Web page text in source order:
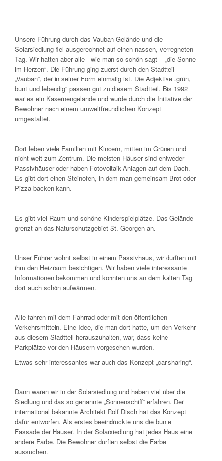
Unsere Führung durch das Vauban-Gelände und die
Solarsiedlung fiel ausgerechnet auf einen nassen, verregneten
Tag. Wir hatten aber alle - wie man so schön sagt - „die Sonne
im Herzen“. Die Führung ging zuerst durch den Stadtteil
„Vauban“, der in seiner Form einmalig ist. Die Adjektive „grün,
bunt und lebendig“ passen gut zu diesem Stadtteil. Bis 1992
war es ein Kasernengelände und wurde durch die Initiative der
Bewohner nach einem umweltfreundlichen Konzept
umgestaltet.
Dort leben viele Familien mit Kindern, mitten im Grünen und
nicht weit zum Zentrum. Die meisten Häuser sind entweder
Passivhäuser oder haben Fotovoltaik-Anlagen auf dem Dach.
Es gibt dort einen Steinofen, in dem man gemeinsam Brot oder
Pizza backen kann.
Es gibt viel Raum und schöne Kinderspielplätze. Das Gelände
grenzt an das Naturschutzgebiet St. Georgen an.
Unser Führer wohnt selbst in einem Passivhaus, wir durften mit
ihm den Heizraum besichtigen. Wir haben viele interessante
Informationen bekommen und konnten uns an dem kalten Tag
dort auch schön aufwärmen.
Alle fahren mit dem Fahrrad oder mit den öffentlichen
Verkehrsmitteln. Eine Idee, die man dort hatte, um den Verkehr
aus diesem Stadtteil herauszuhalten, war, dass keine
Parkplätze vor den Häusern vorgesehen wurden.
Etwas sehr interessantes war auch das Konzept „car-sharing“.
Dann waren wir in der Solarsiedlung und haben viel über die
Siedlung und das so genannte „Sonnenschiff“ erfahren. Der
international bekannte Architekt Rolf Disch hat das Konzept
dafür entworfen. Als erstes beeindruckte uns die bunte
Fassade der Häuser. In der Solarsiedlung hat jedes Haus eine
andere Farbe. Die Bewohner durften selbst die Farbe
aussuchen.